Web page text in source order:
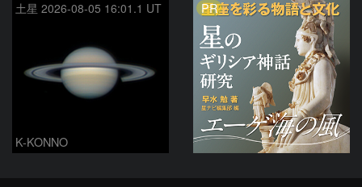
土星 2026-08-05 16:01.1 UT
K-KONNO
PR